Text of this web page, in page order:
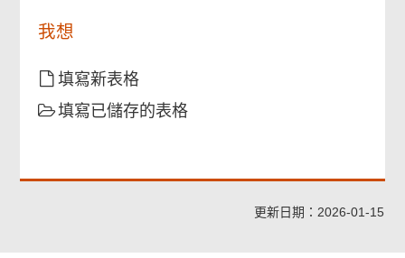
我想
填寫新表格
填寫已儲存的表格
更新日期：2026-01-15